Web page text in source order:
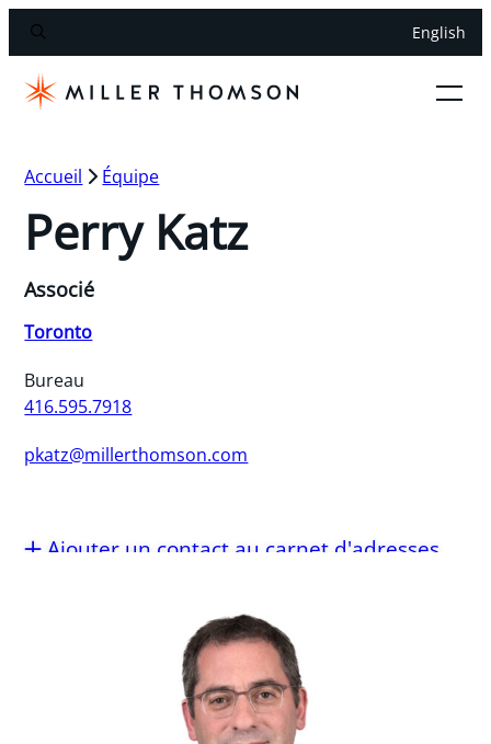
English
Accueil Équipe
Perry Katz
Associé
Toronto
Bureau
416.595.7918
pkatz@millerthomson.com
Ajouter un contact au carnet d'adresses